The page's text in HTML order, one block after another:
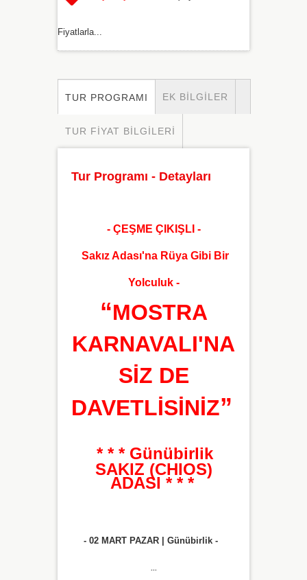
Fiyatlarla...
TUR PROGRAMI EK BILGILER
TUR FIYAT BILGILERI
Tur Programı - Detayları
- ÇEŞME ÇIKIŞLI -
Sakız Adası'na Rüya Gibi Bir
Yolculuk -
“MOSTRA
KARNAVALI'NA
SİZ DE
DAVETLİSİNİZ”
* * * Günübirlik
SAKIZ (CHIOS)
ADASI * * *
- 02 MART PAZAR | Günübirlik -